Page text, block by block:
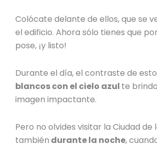
Colócate delante de ellos, que se
el edificio. Ahora sólo tienes que
pose, ¡y listo!
Durante el día, el contraste de
blancos con el cielo azul te
imagen impactante.
Pero no olvides visitar la Ciudad de
también durante la noche,